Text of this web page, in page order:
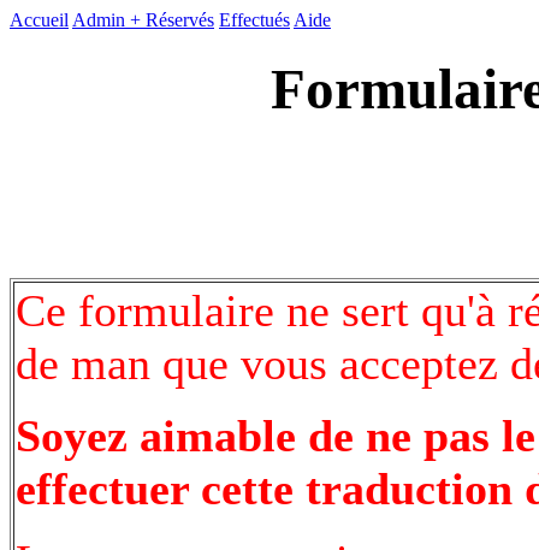
Accueil Admin + Réservés Effectués Aide
Ce formulaire ne sert qu'à
de man que vous acceptez
Soyez aimable de ne pas
effectuer cette traduction